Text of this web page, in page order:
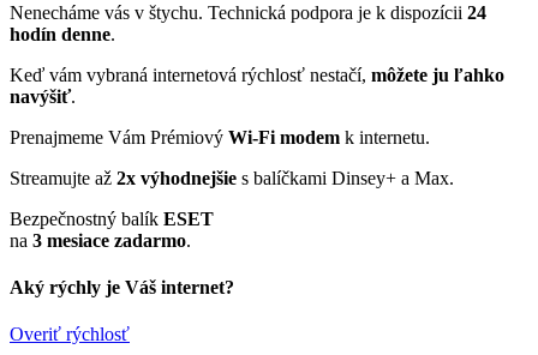
Nenecháme vás v štychu. Technická podpora je k dispozícii 24
hodín denne.
Keď vám vybraná internetová rýchlosť nestačí, môžete ju ľahko
navýšiť.
Prenajmeme Vám Prémiový Wi-Fi modem k internetu.
Streamujte až 2x výhodnejšie s balíčkami Dinsey+ a Max.
Bezpečnostný balík ESET
na 3 mesiace zadarmo.
Aký rýchly je Váš internet?
Overiť rýchlosť